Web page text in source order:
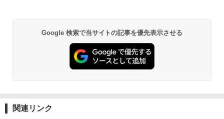
Google 検索で当サイトの記事を優先表示させる
関連リンク